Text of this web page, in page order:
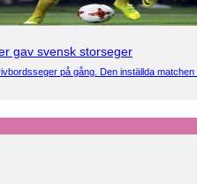
gav svensk storseger
på gång. Den inställda